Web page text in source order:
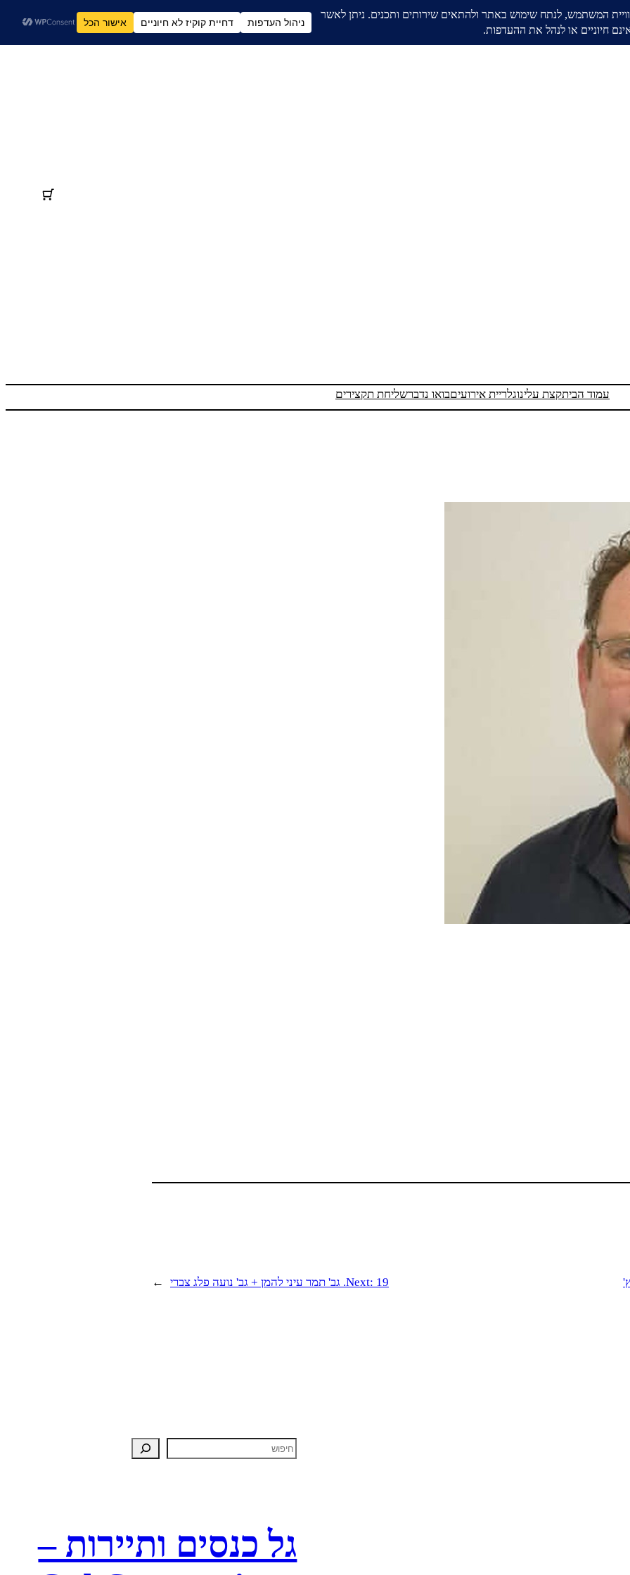
עמוד הביתקצת עלינוגלריית אירועיםבואו נדברשליחת תקצירים
Next: 19. גב' תמר עיני להמן + גב' נועה פלג צברי →
גל כנסים ותיירות –